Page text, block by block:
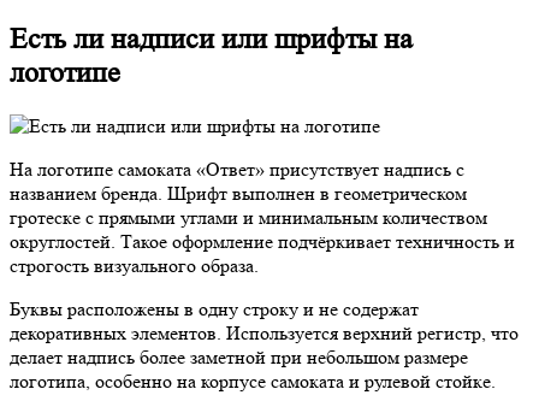
Есть ли надписи или шрифты на
логотипе
На логотипе самоката «Ответ» присутствует надпись с
названием бренда. Шрифт выполнен в геометрическом
гротеске с прямыми углами и минимальным количеством
округлостей. Такое оформление подчёркивает техничность и
строгость визуального образа.
Буквы расположены в одну строку и не содержат
декоративных элементов. Используется верхний регистр, что
делает надпись более заметной при небольшом размере
логотипа, особенно на корпусе самоката и рулевой стойке.